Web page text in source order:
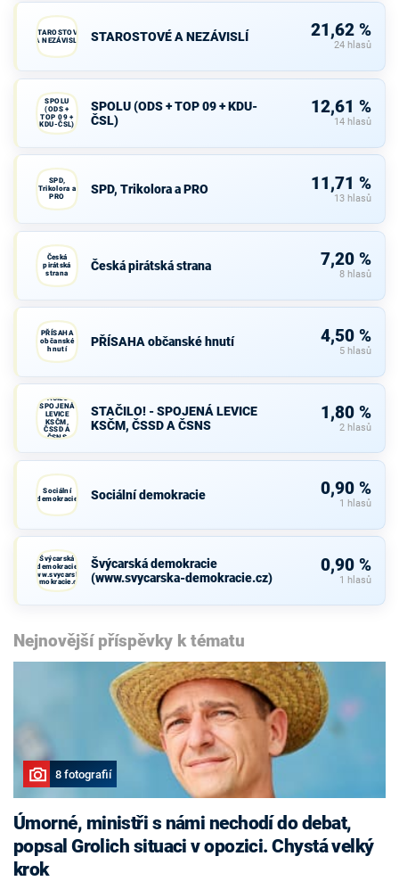
STAROSTOVÉ
A NEZÁVISLÍ
STAROSTOVÉ A NEZÁVISLÍ 21,62 %
24 hlasů
SPOLU
(ODS +
TOP 09 +
KDU-ČSL)
SPOLU (ODS + TOP 09 + KDU-
ČSL)
12,61 %
14 hlasů
SPD,
Trikolora a
PRO
SPD, Trikolora a PRO 11,71 %
13 hlasů
Česká
pirátská
strana
Česká pirátská strana 7,20 %
8 hlasů
PŘÍSAHA
občanské
hnutí
PŘÍSAHA občanské hnutí 4,50 %
5 hlasů
STAČILO! -
SPOJENÁ
LEVICE
KSČM,
ČSSD A
ČSNS
STAČILO! - SPOJENÁ LEVICE
KSČM, ČSSD A ČSNS
1,80 %
2 hlasů
Sociální
demokracie
Sociální demokracie 0,90 %
1 hlasů
Švýcarská
demokracie
(www.svycarska-
demokracie.cz)
Švýcarská demokracie
(www.svycarska-demokracie.cz)
0,90 %
1 hlasů
Nejnovější příspěvky k tématu
8 fotografií
Úmorné, ministři s námi nechodí do debat,
popsal Grolich situaci v opozici. Chystá velký
krok